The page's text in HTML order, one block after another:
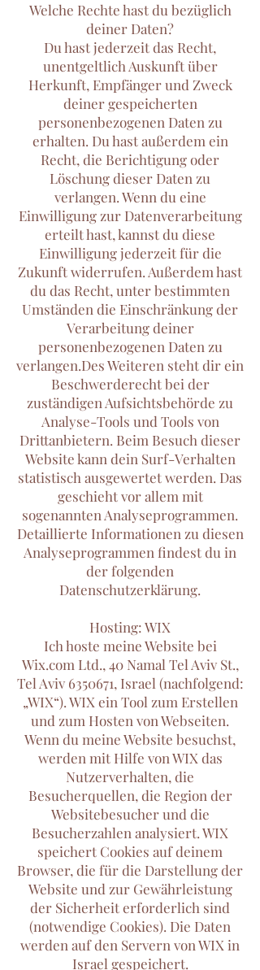
Welche Rechte hast du bezüglich
deiner Daten?
Du hast jederzeit das Recht,
unentgeltlich Auskunft über
Herkunft, Empfänger und Zweck
deiner gespeicherten
personenbezogenen Daten zu
erhalten. Du hast außerdem ein
Recht, die Berichtigung oder
Löschung dieser Daten zu
verlangen. Wenn du eine
Einwilligung zur Datenverarbeitung
erteilt hast, kannst du diese
Einwilligung jederzeit für die
Zukunft widerrufen. Außerdem hast
du das Recht, unter bestimmten
Umständen die Einschränkung der
Verarbeitung deiner
personenbezogenen Daten zu
verlangen.Des Weiteren steht dir ein
Beschwerderecht bei der
zuständigen Aufsichtsbehörde zu
Analyse-Tools und Tools von
Drittanbietern. Beim Besuch dieser
Website kann dein Surf-Verhalten
statistisch ausgewertet werden. Das
geschieht vor allem mit
sogenannten Analyseprogrammen.
Detaillierte Informationen zu diesen
Analyseprogrammen findest du in
der folgenden
Datenschutzerklärung.
Hosting: WIX
Ich hoste meine Website bei
Wix.com Ltd., 40 Namal Tel Aviv St.,
Tel Aviv 6350671, Israel (nachfolgend:
„WIX“). WIX ein Tool zum Erstellen
und zum Hosten von Webseiten.
Wenn du meine Website besuchst,
werden mit Hilfe von WIX das
Nutzerverhalten, die
Besucherquellen, die Region der
Websitebesucher und die
Besucherzahlen analysiert. WIX
speichert Cookies auf deinem
Browser, die für die Darstellung der
Website und zur Gewährleistung
der Sicherheit erforderlich sind
(notwendige Cookies). Die Daten
werden auf den Servern von WIX in
Israel gespeichert.